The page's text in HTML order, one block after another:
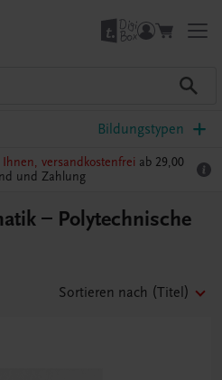
Bildungstypen
versandkostenfrei ab 29,00
und Zahlung
– Polytechnische
Sortieren nach (Titel)